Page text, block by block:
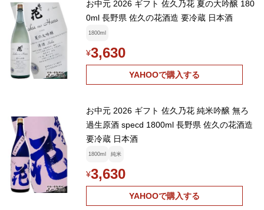
お中元 2026 ギフト 佐久乃花 夏の大吟醸 180
0ml 長野県 佐久の花酒造 要冷蔵 日本酒
1800ml
¥3,630
YAHOOで購入する
お中元 2026 ギフト 佐久乃花 純米吟醸 無ろ
過生原酒 specd 1800ml 長野県 佐久の花酒造
要冷蔵 日本酒
1800ml 純米
¥3,630
YAHOOで購入する